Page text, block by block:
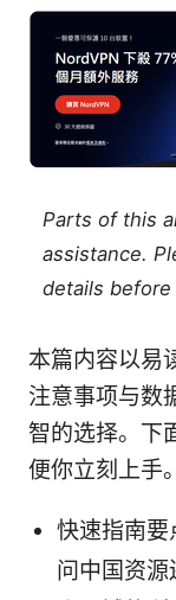
Parts of this
assistance.
details
本篇内容以易
注意事项与数
智的选择。下
便你立刻上手。
快速指南要
问中国资